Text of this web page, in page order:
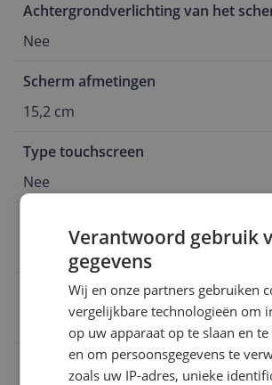
Achtergrondverlichting van het
Nee
Scherm afmetingen
15,2 cm
Type touchscreen
Nee
8435089026597
Batterij
Verantwoord gebruik
gegevens
Wij en onze partners gebruiken
vergelijkbare technologieën om
op uw apparaat op te slaan en te
en om persoonsgegevens te
zoals uw IP-adres, unieke